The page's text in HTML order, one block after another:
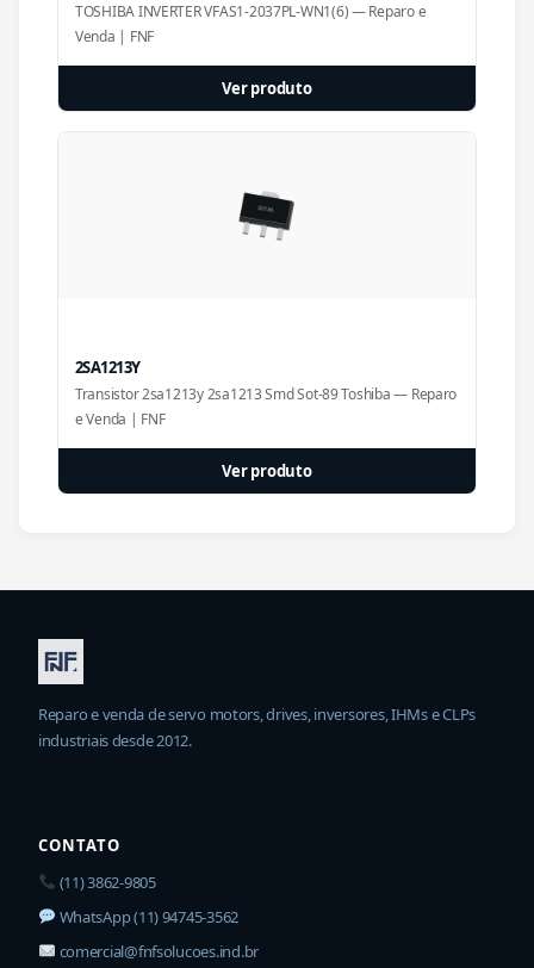
TOSHIBA INVERTER VFAS1-2037PL-WN1(6) — Reparo e
Venda | FNF
Ver produto
2SA1213Y
Transistor 2sa1213y 2sa1213 Smd Sot-89 Toshiba — Reparo
e Venda | FNF
Ver produto
Reparo e venda de servo motors, drives, inversores, IHMs e CLPs
industriais desde 2012.
CONTATO
(11) 3862-9805
WhatsApp (11) 94745-3562
comercial@fnfsolucoes.ind.br